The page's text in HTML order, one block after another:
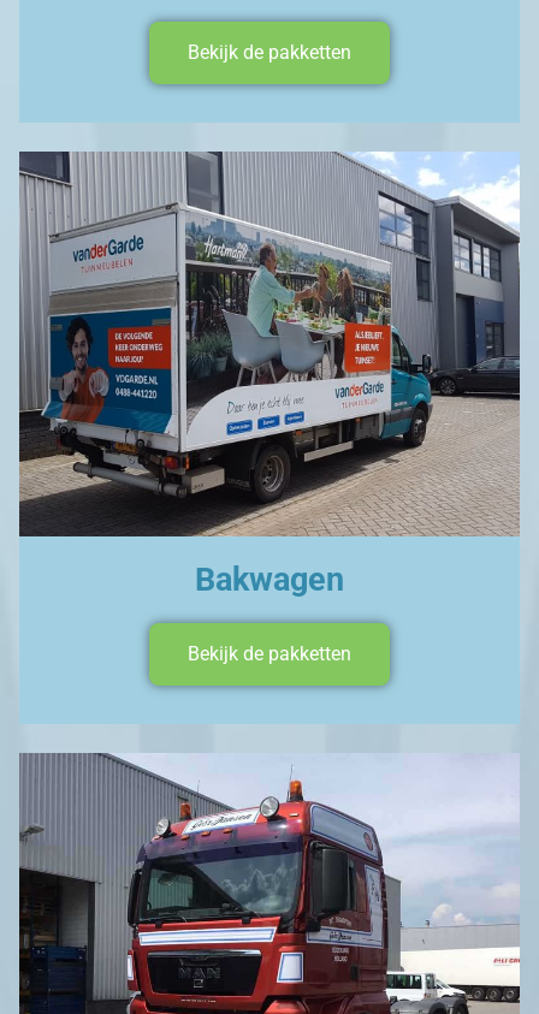
Bekijk de pakketten
Bakwagen
Bekijk de pakketten